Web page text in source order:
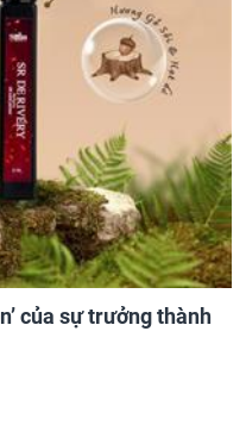
của sự trưởng thành